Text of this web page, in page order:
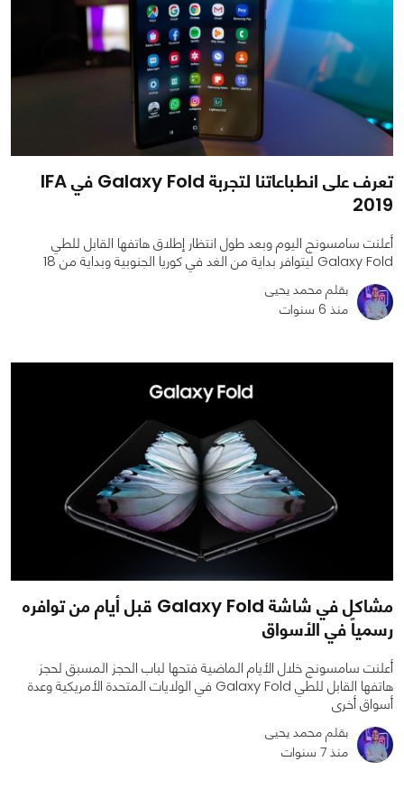
تعرف على انطباعاتنا لتجربة Galaxy Fold في IFA
2019
أعلنت سامسونج اليوم وبعد طول انتظار إطلاق هاتفها القابل للطي
Galaxy Fold ليتوافر بداية من الغد في كوريا الجنوبية وبداية من 18
بقلم محمد يحيى
منذ 6 سنوات
مشاكل في شاشة Galaxy Fold قبل أيام من توافره
رسمياً في الأسواق
أعلنت سامسونج خلال الأيام الماضية فتحها لباب الحجز المسبق لحجز
هاتفها القابل للطي Galaxy Fold في الولايات المتحدة الأمريكية وعدة
أسواق أخرى
بقلم محمد يحيى
منذ 7 سنوات